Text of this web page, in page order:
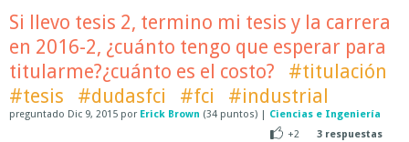
Si llevo tesis 2, termino mi tesis y la carrera
en 2016-2, ¿cuánto tengo que esperar para
titularme?¿cuánto es el costo?
#titulación
#tesis
#dudasfci #fci #industrial
preguntado Dic 9, 2015 por Erick Brown (34 puntos) | Ciencias e Ingeniería
+2
3 respuestas